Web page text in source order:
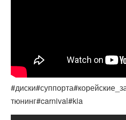
тюнинг#carnival#kia